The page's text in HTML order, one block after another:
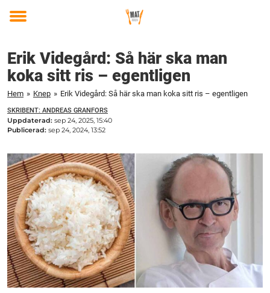
Toggle
Erik Videgård: Så här ska man
koka sitt ris – egentligen
Hem » Knep » Erik Videgård: Så här ska man koka sitt ris – egentligen
SKRIBENT: ANDREAS GRANFORS
Uppdaterad: sep 24, 2025, 15:40
Publicerad: sep 24, 2024, 13:52